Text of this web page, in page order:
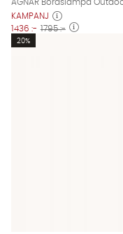
AGNAR Bordslampa
KAMPANJ
1436 :- 1795 :-
20%